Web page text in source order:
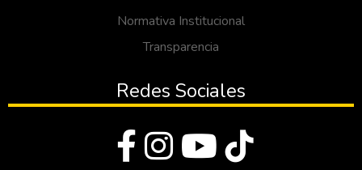
Normativa Institucional
Transparencia
Redes Sociales